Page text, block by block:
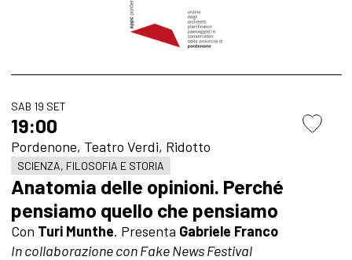
SAB 19 SET
19:00
Pordenone, Teatro Verdi, Ridotto
SCIENZA, FILOSOFIA E STORIA
Anatomia delle opinioni. Perché
pensiamo quello che pensiamo
Con Turi Munthe. Presenta Gabriele Franco
In collaborazione con Fake News Festival